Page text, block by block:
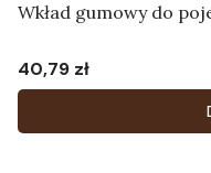
Wkład gumowy do
Cena
40,79 zł